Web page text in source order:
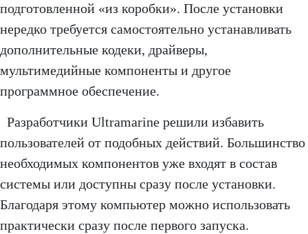
подготовленной «из коробки». После установки
нередко требуется самостоятельно устанавливать
дополнительные кодеки, драйверы,
мультимедийные компоненты и другое
программное обеспечение.
Разработчики Ultramarine решили избавить
пользователей от подобных действий. Большинство
необходимых компонентов уже входят в состав
системы или доступны сразу после установки.
Благодаря этому компьютер можно использовать
практически сразу после первого запуска.